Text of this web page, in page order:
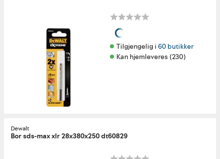
Tilgjengelig i 60 butikker
Kan hjemleveres (230)
Dewalt
Bor sds-max xlr 28x380x250 dt60829